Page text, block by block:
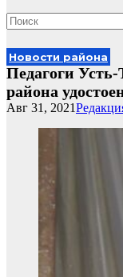
Новости района
Педагоги Усть-
района
Авг 31, 2021